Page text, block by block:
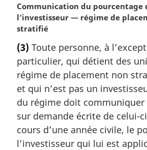
N
o
t
m
a
r
i
n
a
l
e
Communication du pourcentage
l’investisseur — régime de
stratifié
(3) Toute personne, à
particulier, qui détient des
régime de placement non
et qui n’est pas un
du régime doit communiquer
sur demande écrite de celui-
cours d’une année civile, le
l’investisseur qui lui est